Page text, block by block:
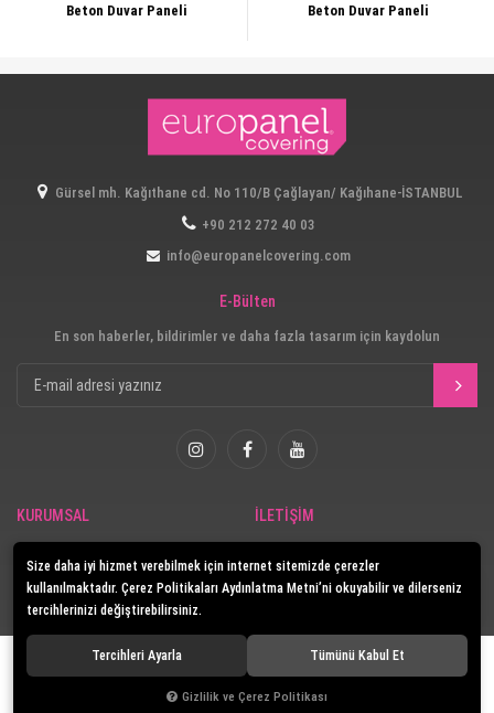
Beton Duvar Paneli
Beton Duvar Paneli
Gürsel mh. Kağıthane cd. No 110/B Çağlayan/ Kağıhane-İSTANBUL
+90 212 272 40 03
info@europanelcovering.com
E-Bülten
En son haberler, bildirimler ve daha fazla tasarım için kaydolun
KURUMSAL
Güvenlik
E-Katalog
İLETİŞİM
© 2020 . Tüm hakları saklıdır.
Size daha iyi hizmet verebilmek için internet sitemizde çerezler
kullanılmaktadır. Çerez Politikaları Aydınlatma Metni’ni okuyabilir ve dilerseniz
tercihlerinizi değiştirebilirsiniz.
Tercihleri Ayarla Tümünü Kabul Et
Gizlilik ve Çerez Politikası